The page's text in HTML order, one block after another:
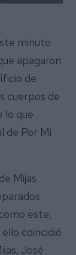
minuto
apagaron
de
cuerpos de
lo que
de Por Mi
Mijas
este,
coincidió
José